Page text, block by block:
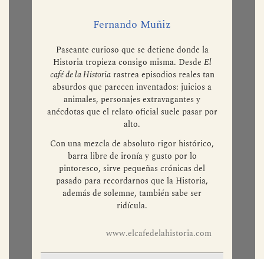
Fernando Muñiz
Paseante curioso que se detiene donde la
Historia tropieza consigo misma. Desde El
café de la Historiarastrea episodios reales tan
absurdos que parecen inventados: juicios a
animales, personajes extravagantes y
anécdotas que el relato oficial suele pasar por
alto.
Con una mezcla de absoluto rigor histórico,
barra libre de ironía y gusto por lo
pintoresco, sirve pequeñas crónicas del
pasado para recordarnos que la Historia,
además de solemne, también sabe ser
ridícula.
www.elcafedelahistoria.com